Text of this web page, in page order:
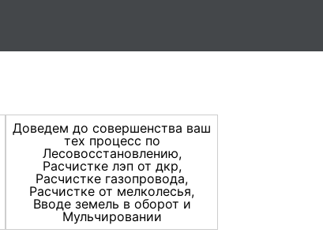
Доведем до совершенства ваш
тех процесс по
Лесовосстановлению,
Расчистке лэп от дкр,
Расчистке газопровода,
Расчистке от мелколесья,
Вводе земель в оборот и
Мульчировании